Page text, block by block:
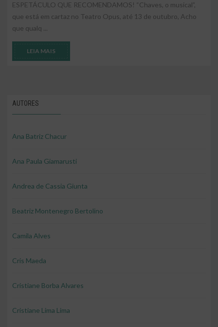
ESPETÁCULO QUE RECOMENDAMOS! “Chaves, o musical”,
que está em cartaz no Teatro Opus, até 13 de outubro, Acho
que qualq ...
LEIA MAIS
AUTORES
Ana Batriz Chacur
Ana Paula Giamarusti
Andrea de Cassia Giunta
Beatriz Montenegro Bertolino
Camila Alves
Cris Maeda
Cristiane Borba Alvares
Cristiane Lima Lima